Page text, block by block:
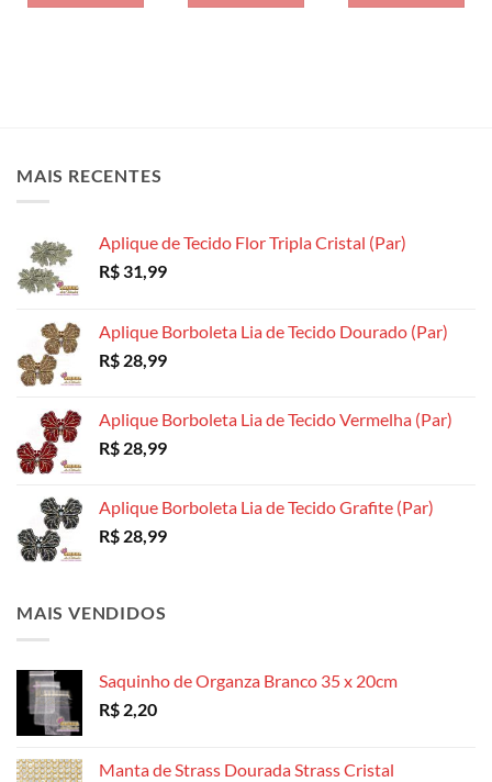
MAIS RECENTES
Aplique de Tecido Flor Tripla Cristal (Par)
R$ 31,99
Aplique Borboleta Lia de Tecido Dourado (Par)
R$ 28,99
Aplique Borboleta Lia de Tecido Vermelha (Par)
R$ 28,99
Aplique Borboleta Lia de Tecido Grafite (Par)
R$ 28,99
MAIS VENDIDOS
Saquinho de Organza Branco 35 x 20cm
R$ 2,20
Manta de Strass Dourada Strass Cristal